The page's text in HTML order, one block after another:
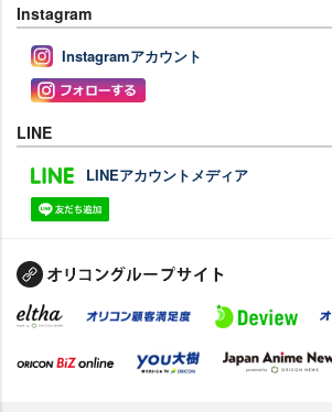
Instagram
Instagramアカウント
LINE
LINEアカウントメディア